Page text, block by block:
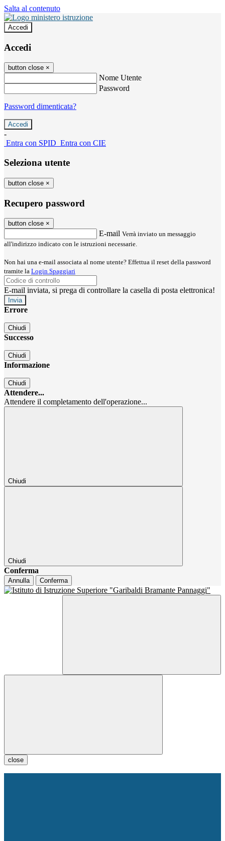
Salta al contenuto
Accedi
Accedi
button close ×
Nome Utente
Password
Password dimenticata?
-
Entra con SPID Entra con CIE
Seleziona utente
button close ×
Recupero password
button close ×
E-mail Verrà inviato un messaggio
all'indirizzo indicato con le istruzioni necessarie.
Non hai una e-mail associata al nome utente? Effettua il reset della password
tramite la Login Spaggiari
E-mail inviata, si prega di controllare la casella di posta elettronica!
Errore
Chiudi
Successo
Chiudi
Informazione
Chiudi
Attendere...
Attendere il completamento dell'operazione...
Chiudi
Chiudi
Conferma
Annulla Conferma
close